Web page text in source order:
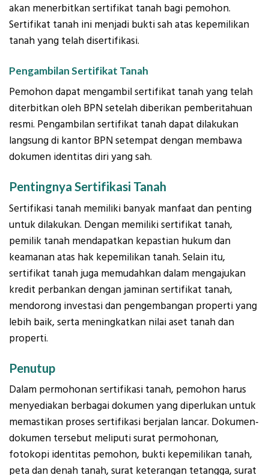
akan menerbitkan sertifikat tanah bagi pemohon.
Sertifikat tanah ini menjadi bukti sah atas kepemilikan
tanah yang telah disertifikasi.
Pengambilan Sertifikat Tanah
Pemohon dapat mengambil sertifikat tanah yang telah
diterbitkan oleh BPN setelah diberikan pemberitahuan
resmi. Pengambilan sertifikat tanah dapat dilakukan
langsung di kantor BPN setempat dengan membawa
dokumen identitas diri yang sah.
Pentingnya Sertifikasi Tanah
Sertifikasi tanah memiliki banyak manfaat dan penting
untuk dilakukan. Dengan memiliki sertifikat tanah,
pemilik tanah mendapatkan kepastian hukum dan
keamanan atas hak kepemilikan tanah. Selain itu,
sertifikat tanah juga memudahkan dalam mengajukan
kredit perbankan dengan jaminan sertifikat tanah,
mendorong investasi dan pengembangan properti yang
lebih baik, serta meningkatkan nilai aset tanah dan
properti.
Penutup
Dalam permohonan sertifikasi tanah, pemohon harus
menyediakan berbagai dokumen yang diperlukan untuk
memastikan proses sertifikasi berjalan lancar. Dokumen-
dokumen tersebut meliputi surat permohonan,
fotokopi identitas pemohon, bukti kepemilikan tanah,
peta dan denah tanah, surat keterangan tetangga, surat